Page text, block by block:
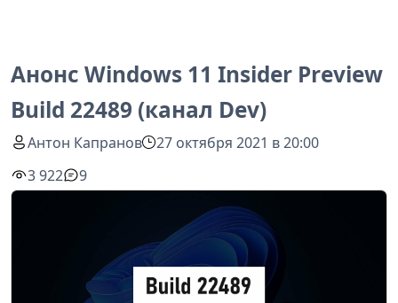
Анонс Windows 11 Insider Preview
Build 22489 (канал Dev)
Антон Капранов
27 октября 2021 в 20:00
3 922
9